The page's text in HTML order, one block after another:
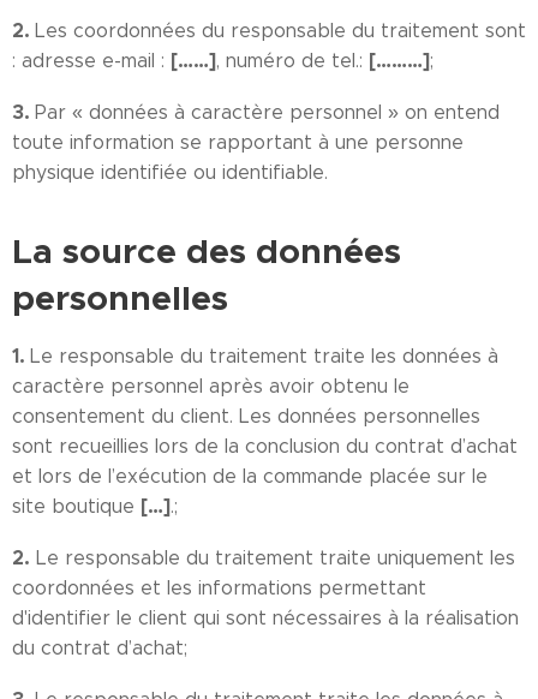
2. Les coordonnées du responsable du traitement sont
: adresse e-mail : [……], numéro de tel.: [………];
3. Par « données à caractère personnel » on entend
toute information se rapportant à une personne
physique identifiée ou identifiable.
La source des données
personnelles
1. Le responsable du traitement traite les données à
caractère personnel après avoir obtenu le
consentement du client. Les données personnelles
sont recueillies lors de la conclusion du contrat d’achat
et lors de l’exécution de la commande placée sur le
site boutique […].;
2. Le responsable du traitement traite uniquement les
coordonnées et les informations permettant
d'identifier le client qui sont nécessaires à la réalisation
du contrat d’achat;